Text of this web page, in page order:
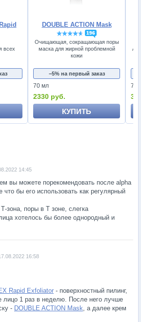
всех
DOUBLE ACTION Mask
196
Очищающая, сокращающая поры
маска для жирной проблемной
кожи
−5% на первый заказ
70 мл
2330 руб.
КУПИТЬ
70
14:45
вы можете порекомендовать после alpha
бы его использовать как регулярный
зона, поры в Т зоне, слегка
хотелось бы более однородный и
16:58
Rapid Exfoliator - поверхностный пилинг,
лицо 1 раз в неделю. После него лучше
- DOUBLE ACTION Mask, а далее крем